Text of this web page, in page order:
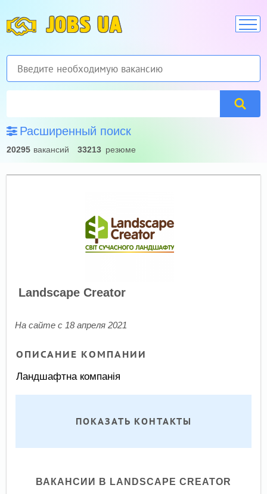
JOBS UA
Расширенный поиск
20295 вакансий 33213 резюме
Landscape Creator
На сайте с 18 апреля 2021
ОПИСАНИЕ КОМПАНИИ
Ландшафтна компанія
ПОКАЗАТЬ КОНТАКТЫ
ВАКАНСИИ В LANDSCAPE CREATOR